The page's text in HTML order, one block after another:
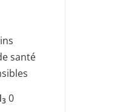
santé
3 0